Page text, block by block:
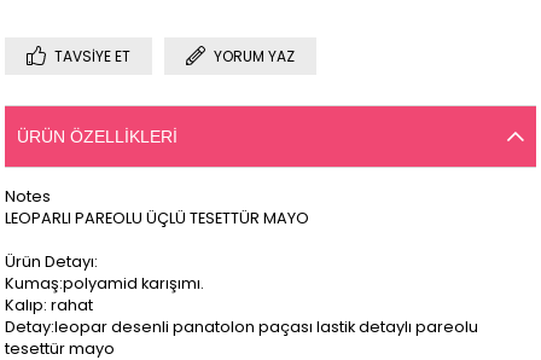
TAVSIYE ET YORUM YAZ
ÜRÜN ÖZELLIKLERI
Notes
LEOPARLI PAREOLU ÜÇLÜ TESETTÜR MAYO
Ürün Detayı:
Kumaş:polyamid karışımı.
Kalıp: rahat
Detay:leopar desenli panatolon paçası lastik detaylı pareolu
tesettür mayo